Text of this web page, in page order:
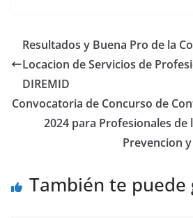
Resultados y Buena Pro de la
Locacion de Servicios de
DIREMID
Convocatoria de Concurso de
2024 para Profesionales de
Prevencion
También te puede